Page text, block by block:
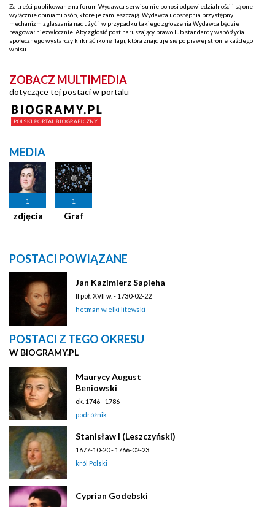
Za treści publikowane na forum Wydawca serwisu nie ponosi odpowiedzialności i są one
wyłącznie opiniami osób, które je zamieszczają. Wydawca udostępnia przystępny
mechanizm zgłaszania nadużyć i w przypadku takiego zgłoszenia Wydawca będzie
reagował niezwłocznie. Aby zgłosić post naruszający prawo lub standardy współżycia
społecznego wystarczy kliknąć ikonę flagi, która znajduje się po prawej stronie każdego
wpisu.
ZOBACZ MULTIMEDIA
dotyczące tej postaci w portalu
MEDIA
1
zdjęcia
1
Graf
POSTACI POWIĄZANE
Jan Kazimierz Sapieha
II poł. XVII w. - 1730-02-22
hetman wielki litewski
POSTACI Z TEGO OKRESU
W BIOGRAMY.PL
Maurycy August
Beniowski
ok. 1746 - 1786
podróżnik
Stanisław I (Leszczyński)
1677-10-20 - 1766-02-23
król Polski
Cyprian Godebski